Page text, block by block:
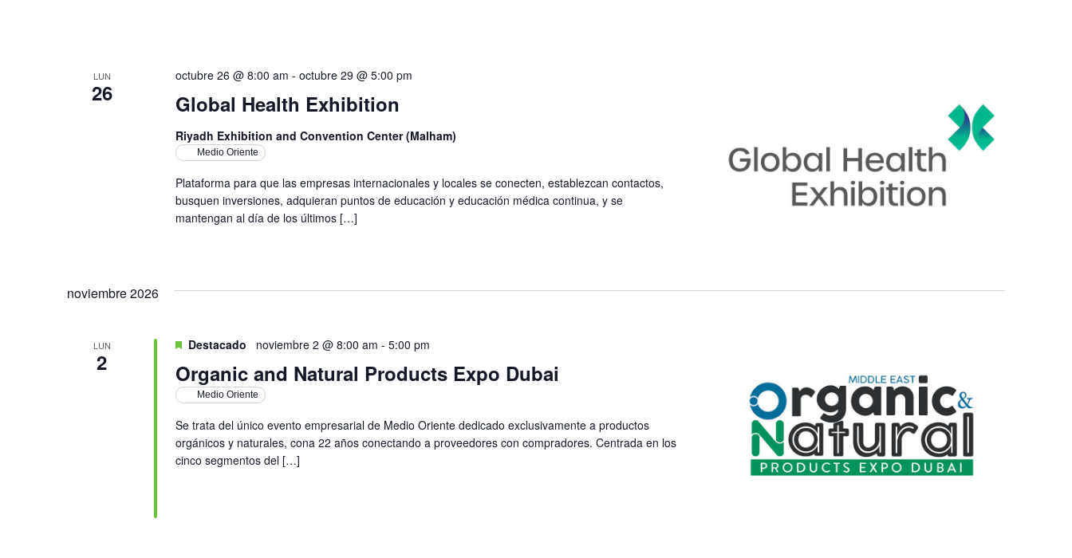
LUN
26 Global Health Exhibition
octubre 26 @ 8:00 am - octubre 29 @ 5:00 pm
Riyadh Exhibition and Convention Center (Malham)
Medio Oriente
Plataforma para que las empresas internacionales y locales se conecten, establezcan contactos,
busquen inversiones, adquieran puntos de educación y educación médica continua, y se
mantengan al día de los últimos […]
noviembre 2026
LUN
2 Organic and Natural Products Expo Dubai
Destacado noviembre 2 @ 8:00 am - 5:00 pm
Medio Oriente
Se trata del único evento empresarial de Medio Oriente dedicado exclusivamente a productos
orgánicos y naturales, cona 22 años conectando a proveedores con compradores. Centrada en los
cinco segmentos del […]